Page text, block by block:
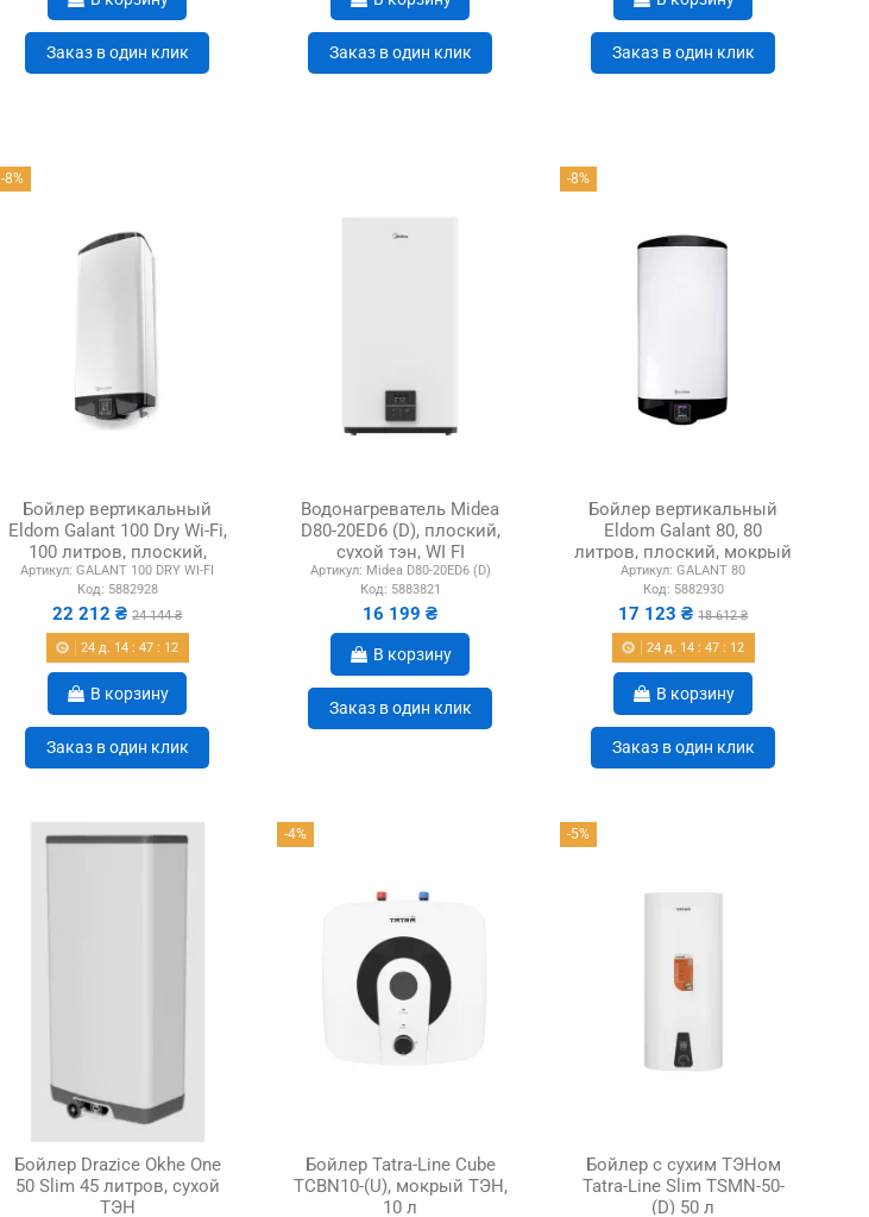
Заказ в один клик Заказ в один клик Заказ в один клик
-8%
Бойлер вертикальный
Eldom Galant 100 Dry Wi-Fi,
100 литров, плоский,
сухой ТЭН
Артикул: GALANT 100 DRY WI-FI
Код: 5882928
22 212 ₴24 144 ₴
24 д. 14 :47 : 11
В корзину
Заказ в один клик
Водонагреватель Midea
D80-20ED6 (D), плоский,
сухой тэн, WI FI
Артикул: Midea D80-20ED6 (D)
Код: 5883821
16 199 ₴
В корзину
Заказ в один клик
-8%
Бойлер вертикальный
Eldom Galant 80, 80
литров, плоский, мокрый
ТЭН
Артикул: GALANT 80
Код: 5882930
17 123 ₴18 612 ₴
24 д. 14 :47 : 11
В корзину
Заказ в один клик
Бойлер Drazice Okhe One
50 Slim 45 литров, сухой
ТЭН
-4%
Бойлер Tatra-Line Cube
TСBN10-(U), мокрый ТЭН,
10 л
-5%
Бойлер с сухим ТЭНом
Tatra-Line Slim TSMN-50-
(D) 50 л